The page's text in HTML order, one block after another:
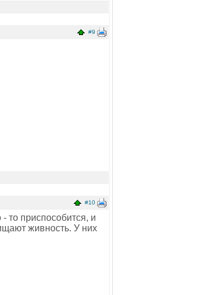
#9
#10
то приспособится, и
живность. У них